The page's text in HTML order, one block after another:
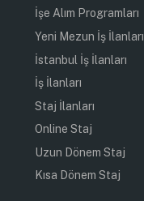
İşe Alım Programları
Yeni Mezun İş İlanları
İstanbul İş İlanları
İş İlanları
Staj İlanları
Online Staj
Uzun Dönem Staj
Kısa Dönem Staj